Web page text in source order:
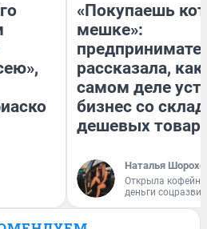
«Покупаешь
мешке»:
рассказала, как
самом деле
бизнес со
дешевых
Наталья
Открыла
деньги